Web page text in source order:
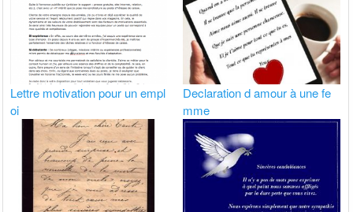
Lettre motivation pour un empl
oi
Declaration d amour à une fe
mme